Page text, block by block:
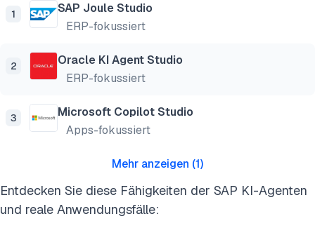
1
SAP Joule Studio
ERP-fokussiert
2
Oracle KI Agent Studio
ERP-fokussiert
3
Microsoft Copilot Studio
Apps-fokussiert
Mehr anzeigen (1)
Entdecken Sie diese Fähigkeiten der SAP KI-Agenten
und reale Anwendungsfälle: